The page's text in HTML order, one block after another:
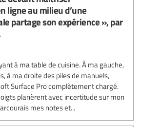
ligne au milieu d’une
partage son expérience », par
à ma table de cuisine. À ma gauche,
à ma droite des piles de manuels,
Surface Pro complètement chargé.
planèrent avec incertitude sur mon
mes notes et...